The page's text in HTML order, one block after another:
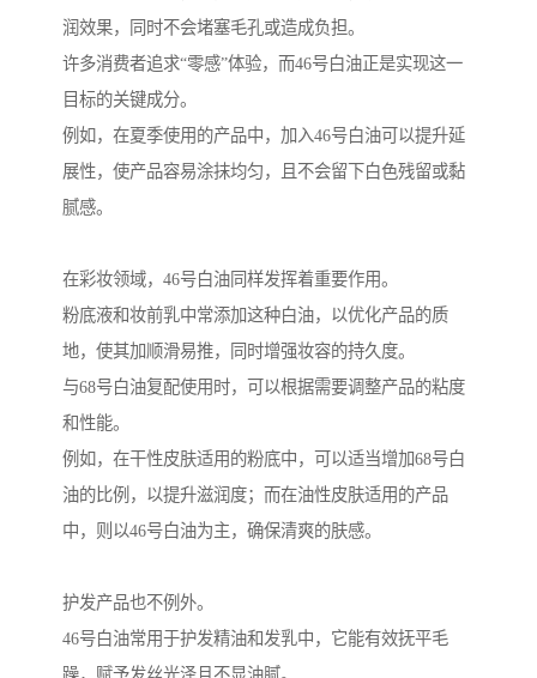
润效果，同时不会堵塞毛孔或造成负担。
许多消费者追求“零感”体验，而46号白油正是实现这一
目标的关键成分。
例如，在夏季使用的产品中，加入46号白油可以提升延
展性，使产品容易涂抹均匀，且不会留下白色残留或黏
腻感。
在彩妆领域，46号白油同样发挥着重要作用。
粉底液和妆前乳中常添加这种白油，以优化产品的质
地，使其加顺滑易推，同时增强妆容的持久度。
与68号白油复配使用时，可以根据需要调整产品的粘度
和性能。
例如，在干性皮肤适用的粉底中，可以适当增加68号白
油的比例，以提升滋润度；而在油性皮肤适用的产品
中，则以46号白油为主，确保清爽的肤感。
护发产品也不例外。
46号白油常用于护发精油和发乳中，它能有效抚平毛